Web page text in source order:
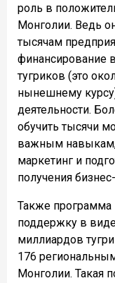
роль в
Монголии. Ведь
тысячам
финансирование
тугриков (это
нынешнему
деятельности.
обучить тысячи
важным навыкам,
маркетинг и
получения
Также программа
поддержку в
миллиардов
176
Монголии. Такая